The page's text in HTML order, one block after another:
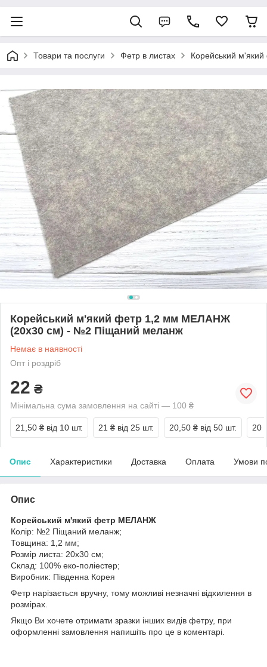
Товари та послуги Фетр в листах Корейський
Корейський м'який фетр 1,2 мм МЕЛАНЖ
(20х30 см) - №2 Піщаний меланж
Немає в наявності
Опт і роздріб
22 ₴
Мінімальна сума замовлення на сайті — 100 ₴
21,50 ₴ від 10 шт. 21 ₴ від 25 шт. 20,50 ₴ від 50 шт. 20
Опис Характеристики Доставка Оплата Умови
Опис
Корейський м'який фетр МЕЛАНЖ
Колір: №2 Піщаний меланж;
Товщина: 1,2 мм;
Розмір листа: 20х30 см;
Склад: 100% еко-поліестер;
Виробник: Південна Корея
Фетр нарізається вручну, тому можливі незначні відхилення в
розмірах.
Якщо Ви хочете отримати зразки інших видів фетру, при
оформленні замовлення напишіть про це в коментарі.